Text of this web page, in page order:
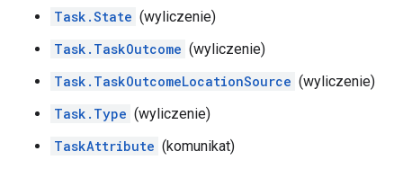
Task.State (wyliczenie)
Task.TaskOutcome (wyliczenie)
Task.TaskOutcomeLocationSource (wyliczenie)
Task.Type (wyliczenie)
TaskAttribute (komunikat)